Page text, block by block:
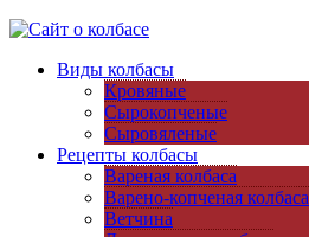
Виды колбасы
Кровяные
Сырокопченые
Сыровяленые
Рецепты колбасы
Вареная колбаса
Варено-копченая колбаса
Ветчина